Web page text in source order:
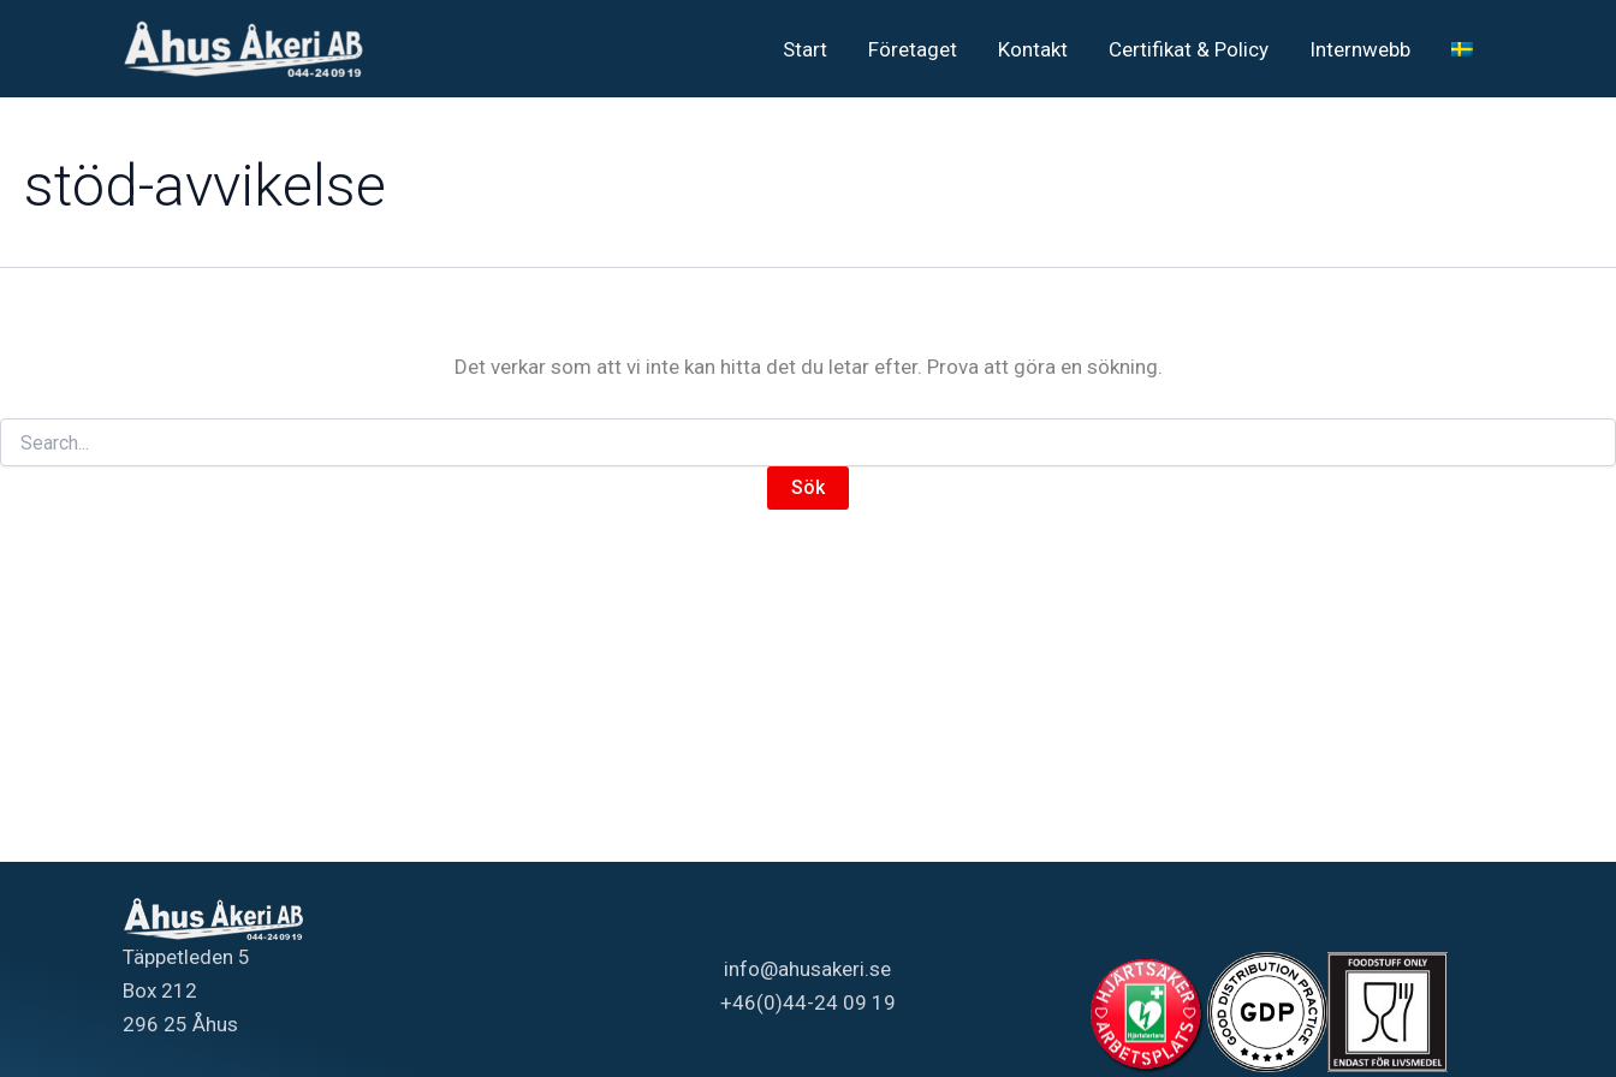
Start Företaget Kontakt Certifikat & Policy Internwebb
stöd-avvikelse
Det verkar som att vi inte kan hitta det du letar efter. Prova att göra en sökning.
Täppetleden 5
Box 212
296 25 Åhus
info@ahusakeri.se
+46(0)44-24 09 19